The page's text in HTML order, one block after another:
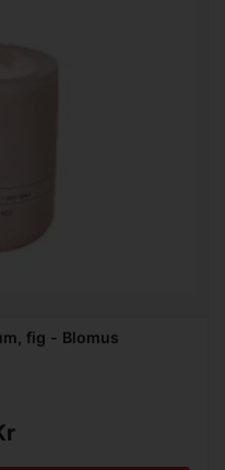
fig - Blomus